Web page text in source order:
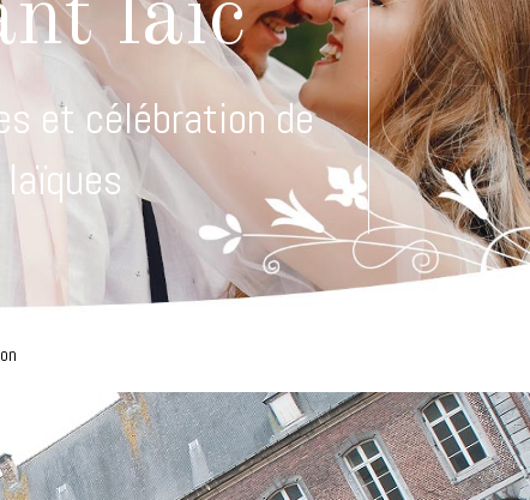
laïc
et célébration de